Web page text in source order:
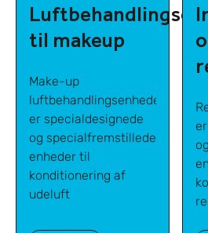
til makeup
Make-up
luftbehandlingsenheder
er specialdesignede
og specialfremstillede
enheder til
konditionering af
udeluft